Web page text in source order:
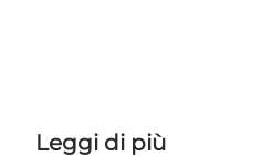
Leggi di più